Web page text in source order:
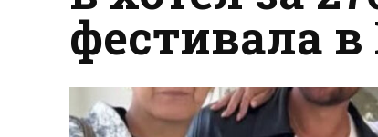
фестивала